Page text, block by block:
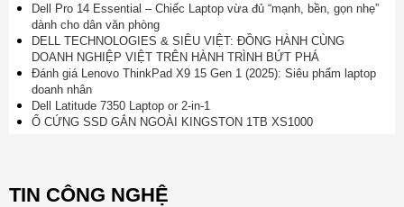
Dell Pro 14 Essential – Chiếc Laptop vừa đủ “mạnh, bền, gọn nhẹ”
dành cho dân văn phòng
DELL TECHNOLOGIES & SIÊU VIỆT: ĐỒNG HÀNH CÙNG
DOANH NGHIỆP VIỆT TRÊN HÀNH TRÌNH BỨT PHÁ
Đánh giá Lenovo ThinkPad X9 15 Gen 1 (2025): Siêu phẩm laptop
doanh nhân
Dell Latitude 7350 Laptop or 2-in-1
Ổ CỨNG SSD GẮN NGOÀI KINGSTON 1TB XS1000
TIN CÔNG NGHỆ